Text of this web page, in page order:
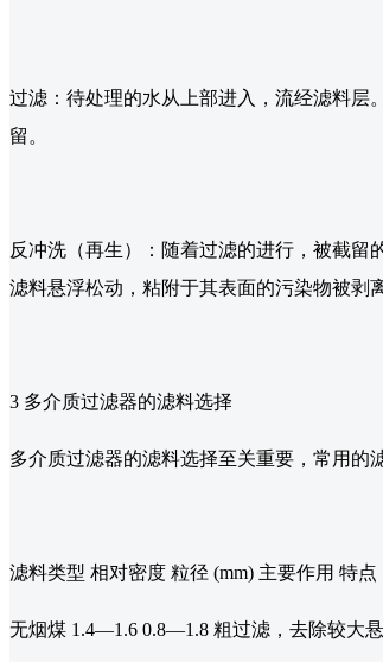
过滤：待处理的水从上部进入，流经滤料层
留。
反冲洗（再生）：随着过滤的进行，被截
滤料悬浮松动，粘附于其表面的污染物被剥
3 多介质过滤器的滤料选择
多介质过滤器的滤料选择至关重要，常用的
滤料类型 相对密度 粒径 (mm) 主要作用 特点
无烟煤 1.4—1.6 0.8—1.8 粗过滤，去除较大